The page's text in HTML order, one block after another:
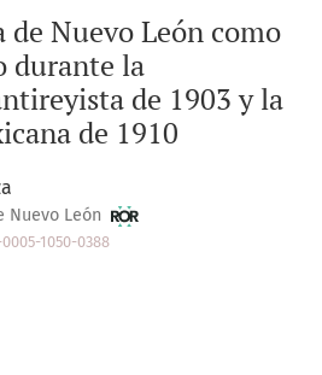
Nuevo León como
durante la
de 1903 y la
de 1910
Nuevo León
1050-0388